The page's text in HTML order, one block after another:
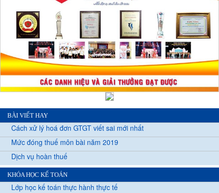
BÀI VIẾT HAY
Cách xử lý hoá đơn GTGT viết sai mới nhất
Mức đóng thuế môn bài năm 2019
Dịch vụ hoàn thuế
KHÓA HỌC KẾ TOÁN
Lớp học kế toán thực hành thực tế